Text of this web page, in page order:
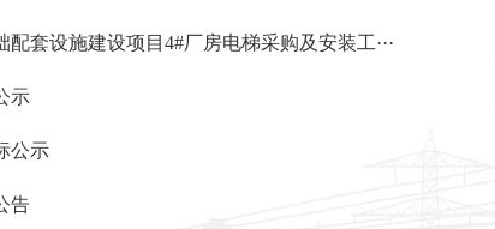
套设施建设项目4#厂房电梯采购及安装工···
示
公示
告